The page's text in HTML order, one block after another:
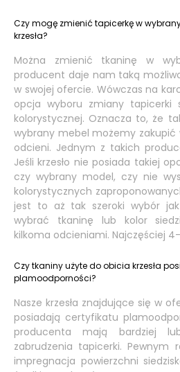
Czy mogę zmienić tapicerkę w
krzesła?
Można zmienić tkaninę w
producent daje nam taką
w swojej ofercie. Wówczas na
opcja wyboru zmiany tapicerki
kolorystycznej. Oznacza to, że
wybrany mebel możemy
odcieni. Jednym z takich
Jeśli krzesło nie posiada takiej
czy wybrany model, czy nie
kolorystycznych
jest to aż tak szeroki wybór
wybrać tkaninę lub kolor
kilkoma odcieniami. Najczęściej
Czy tkaniny użyte do obicia krzesła
plamoodporności?
Nasze krzesła znajdujące się w
posiadają certyfikatu
producenta mają bardziej
zabrudzenia tapicerki. Pewnym
impregnacja powierzchni